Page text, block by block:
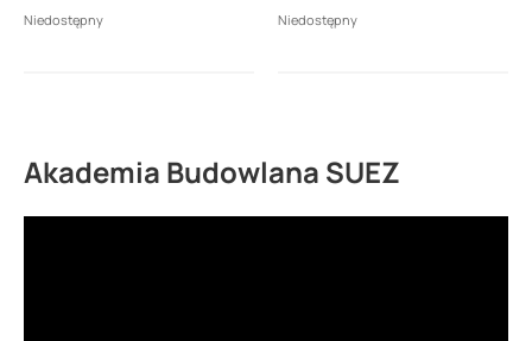
Niedostępny Niedostępny
Akademia Budowlana SUEZ